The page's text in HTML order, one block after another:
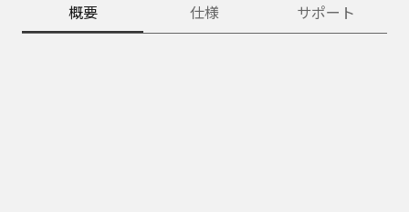
概要 仕様 サポート